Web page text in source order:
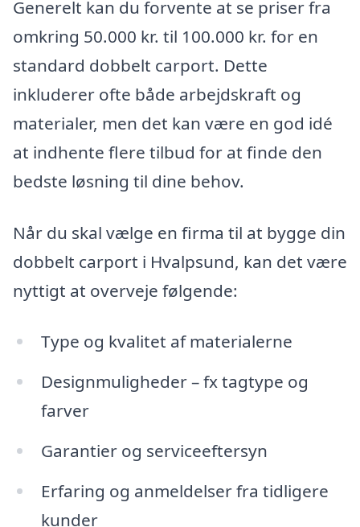
Generelt kan du forvente at se priser fra
omkring 50.000 kr. til 100.000 kr. for en
standard dobbelt carport. Dette
inkluderer ofte både arbejdskraft og
materialer, men det kan være en god idé
at indhente flere tilbud for at finde den
bedste løsning til dine behov.
Når du skal vælge en firma til at bygge din
dobbelt carport i Hvalpsund, kan det være
nyttigt at overveje følgende:
Type og kvalitet af materialerne
Designmuligheder – fx tagtype og
farver
Garantier og serviceeftersyn
Erfaring og anmeldelser fra tidligere
kunder